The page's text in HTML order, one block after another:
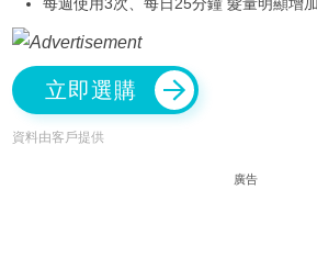
立即選購
資料由客戶提供
廣告